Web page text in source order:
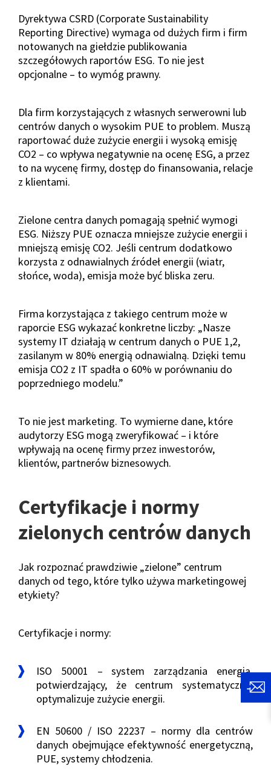
Dyrektywa CSRD (Corporate Sustainability
Reporting Directive) wymaga od dużych firm i firm
notowanych na giełdzie publikowania
szczegółowych raportów ESG. To nie jest
opcjonalne – to wymóg prawny.
Dla firm korzystających z własnych serwerowni lub
centrów danych o wysokim PUE to problem. Muszą
raportować duże zużycie energii i wysoką emisję
CO2 – co wpływa negatywnie na ocenę ESG, a przez
to na wycenę firmy, dostęp do finansowania, relacje
z klientami.
Zielone centra danych pomagają spełnić wymogi
ESG. Niższy PUE oznacza mniejsze zużycie energii i
mniejszą emisję CO2. Jeśli centrum dodatkowo
korzysta z odnawialnych źródeł energii (wiatr,
słońce, woda), emisja może być bliska zeru.
Firma korzystająca z takiego centrum może w
raporcie ESG wykazać konkretne liczby: „Nasze
systemy IT działają w centrum danych o PUE 1,2,
zasilanym w 80% energią odnawialną. Dzięki temu
emisja CO2 z IT spadła o 60% w porównaniu do
poprzedniego modelu.”
To nie jest marketing. To wymierne dane, które
audytorzy ESG mogą zweryfikować – i które
wpływają na ocenę firmy przez inwestorów,
klientów, partnerów biznesowych.
Certyfikacje i normy
zielonych centrów danych
Jak rozpoznać prawdziwie „zielone” centrum
danych od tego, które tylko używa marketingowej
etykiety?
Certyfikacje i normy:
ISO 50001 – system zarządzania energią,
potwierdzający, że centrum systematycznie
optymalizuje zużycie energii.
EN 50600 / ISO 22237 – normy dla centrów
danych obejmujące efektywność energetyczną,
PUE, systemy chłodzenia.